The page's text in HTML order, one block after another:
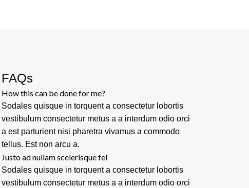
FAQs
How this can be done for me?
Sodales quisque in torquent a consectetur lobortis
vestibulum consectetur metus a a interdum odio orci
a est parturient nisi pharetra vivamus a commodo
tellus. Est non arcu a.
Justo ad nullam scelerisque fel
Sodales quisque in torquent a consectetur lobortis
vestibulum consectetur metus a a interdum odio orci